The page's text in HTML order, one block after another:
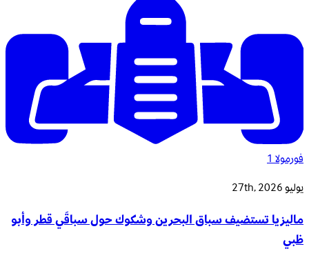
فورمولا 1
يوليو 27th, 2026
ماليزيا تستضيف سباق البحرين وشكوك حول سباقَي قطر وأبو
ظبي